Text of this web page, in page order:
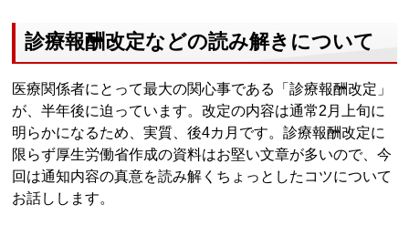
診療報酬改定などの読み解きについて
医療関係者にとって最大の関心事である「診療報酬改定」
が、半年後に迫っています。改定の内容は通常2月上旬に
明らかになるため、実質、後4カ月です。診療報酬改定に
限らず厚生労働省作成の資料はお堅い文章が多いので、今
回は通知内容の真意を読み解くちょっとしたコツについて
お話しします。